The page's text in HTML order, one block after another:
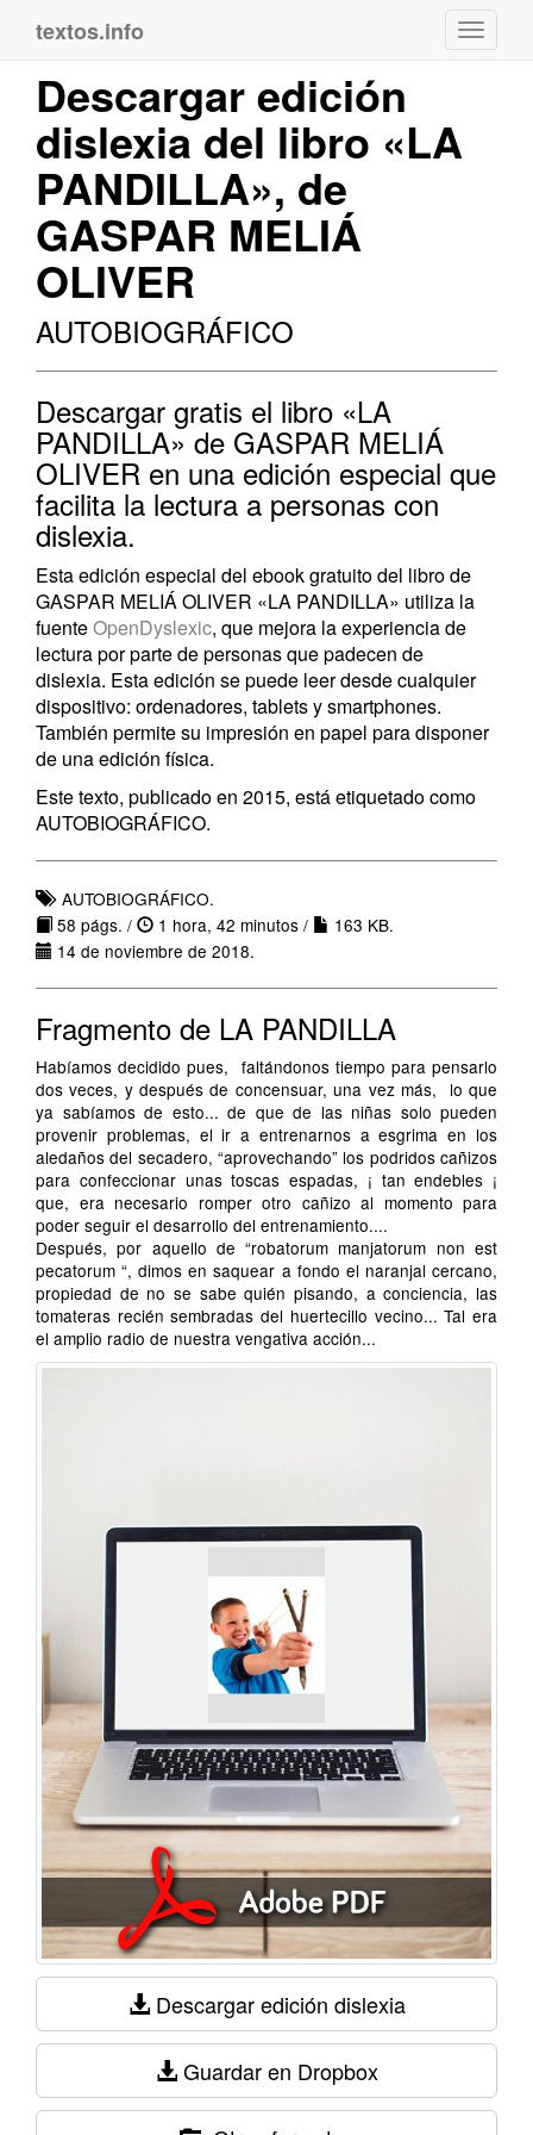
textos.info
Descargar edición
dislexia del libro «LA
PANDILLA», de
GASPAR MELIÁ
OLIVER
AUTOBIOGRÁFICO
Descargar gratis el libro «LA
PANDILLA» de GASPAR MELIÁ
OLIVER en una edición especial que
facilita la lectura a personas con
dislexia.
Esta edición especial del ebook gratuito del libro de
GASPAR MELIÁ OLIVER «LA PANDILLA» utiliza la
fuenteOpenDyslexic, que mejora la experiencia de
lectura por parte de personas que padecen de
dislexia. Esta edición se puede leer desde cualquier
dispositivo: ordenadores, tablets y smartphones.
También permite su impresión en papel para disponer
de una edición física.
Este texto, publicado en 2015, está etiquetado como
AUTOBIOGRÁFICO.
AUTOBIOGRÁFICO.
58 págs. /
1 hora, 42 minutos /
163 KB.
14 de noviembre de 2018.
Fragmento de LA PANDILLA
Habíamos decidido pues, faltándonos tiempo para pensarlo
dos veces, y después de concensuar, una vez más, lo que
ya sabíamos de esto... de que de las niñas solo pueden
provenir problemas, el ir a entrenarnos a esgrima en los
aledaños del secadero, “aprovechando” los podridos cañizos
para confeccionar unas toscas espadas, ¡ tan endebles ¡
que, era necesario romper otro cañizo al momento para
poder seguir el desarrollo del entrenamiento....
Después, por aquello de “robatorum manjatorum non est
pecatorum “, dimos en saquear a fondo el naranjal cercano,
propiedad de no se sabe quién pisando, a conciencia, las
tomateras recién sembradas del huertecillo vecino... Tal era
el amplio radio de nuestra vengativa acción...
Descargar edición dislexia
Guardar en Dropbox